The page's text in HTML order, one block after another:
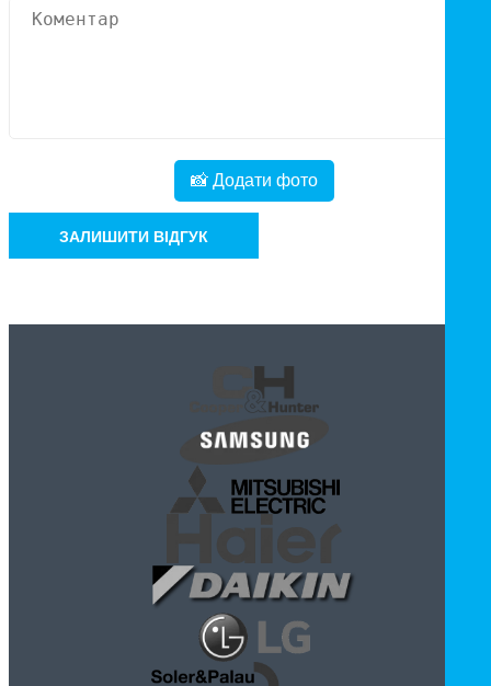
📸 Додати фото
ЗАЛИШИТИ ВІДГУК